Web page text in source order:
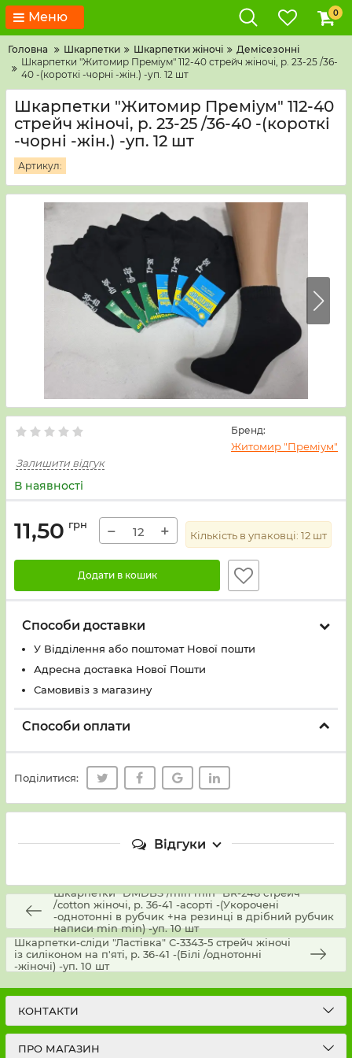
Меню 0
Головна Шкарпетки Шкарпетки жіночі
Демісезонні
Шкарпетки "Житомир Преміум" 112-40 стрейч жіночі, р. 23-25 /36-
40 -(короткі -чорні -жін.) -уп. 12 шт
Шкарпетки "Житомир Преміум" 112-40
стрейч жіночі, р. 23-25 /36-40 -(короткі
-чорні -жін.) -уп. 12 шт
Артикул:
Бренд:
Житомир "Преміум"
Залишити відгук
В наявності
11,50 грн − + Кількість в упаковці: 12 шт
Додати в кошик
Способи доставки
У Вiддiлення або поштомат Нової пошти
Адресна доставка Нової Пошти
Самовивіз з магазину
Способи оплати
Поділитися:
Відгуки
Шкарпетки "DMDBS /min min" BR-248 стрейч
/cotton жіночі, р. 36-41 -асорті -(Укорочені
-однотонні в рубчик +на резинці в дрібний рубчик
написи min min) -уп. 10 шт
Шкарпетки-сліди "Ластівка" С-3343-5 стрейч жіночі
із силіконом на п'яті, р. 36-41 -(Білі /однотонні
-жіночі) -уп. 10 шт
КОНТАКТИ
ПРО МАГАЗИН